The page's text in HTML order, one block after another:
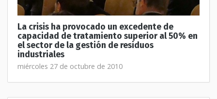
La crisis ha provocado un excedente de
capacidad de tratamiento superior al 50% en
el sector de la gestión de residuos
industriales
miércoles 27 de octubre de 2010